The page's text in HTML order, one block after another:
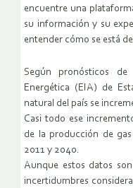
encuentre una
su información y su
entender cómo se está
Según pronósticos
Energética (EIA) de
natural del país se
Casi todo ese
de la producción de
2011 y 2040.
Aunque estos datos
incertidumbres